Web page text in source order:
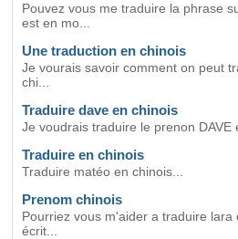
Pouvez vous me traduire la phrase
est en mo...
Une traduction en chinois
Je vourais savoir comment on peut
chi...
Traduire dave en chinois
Je voudrais traduire le prenon DAVE
Traduire en chinois
Traduire matéo en chinois...
Prenom chinois
Pourriez vous m'aider a traduire
écrit...